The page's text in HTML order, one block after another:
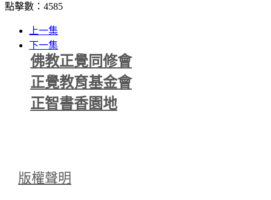
點擊數：4585
上一集
下一集
佛教正覺同修會
正覺教育基金會
正智書香園地
版權聲明